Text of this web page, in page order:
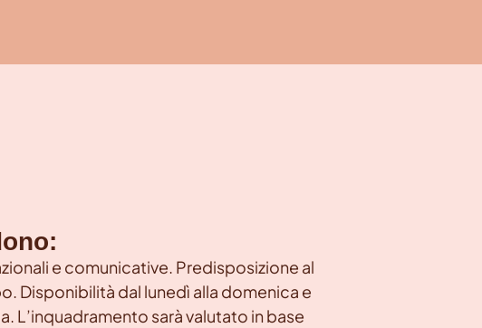
e comunicative. Predisposizione al
Disponibilità dal lunedì alla domenica e
L’inquadramento sarà valutato in base